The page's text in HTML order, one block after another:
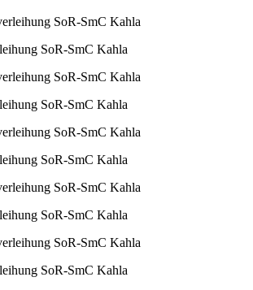
SoR-SmC Kahla
SoR-SmC Kahla
SoR-SmC Kahla
SoR-SmC Kahla
SoR-SmC Kahla